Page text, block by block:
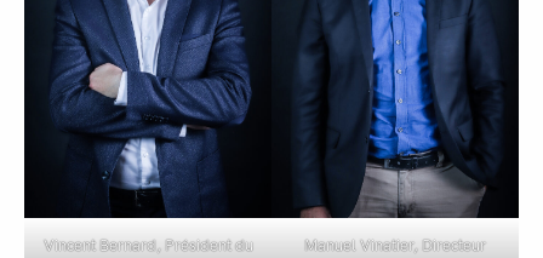
Vincent Bernard, Président du
Manuel Vinatier, Directeur